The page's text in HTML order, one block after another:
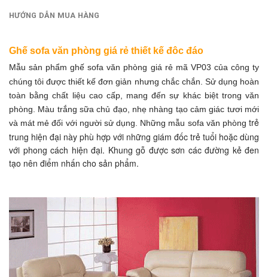
HƯỚNG DẪN MUA HÀNG
Ghế sofa văn phòng giá rẻ thiết kế đôc đáo
Mẫu sản phẩm ghế sofa văn phòng giá rẻ mã VP03 của công ty
chúng tôi được thiết kế đơn giản nhưng chắc chắn. Sử dụng hoàn
toàn bằng chất liệu cao cấp, mang đến sự khác biệt trong văn
phòng. Màu trắng sữa chủ đạo, nhẹ nhàng tạo cảm giác tươi mới
và mát mẻ đối với người sử dụng. Những mẫu sofa văn phòng trẻ
trung hiện đại này phù hợp với những giám đốc trẻ tuổi hoặc dùng
với phong cách hiện đại. Khung gỗ được sơn các đường kẻ đen
tạo nên điểm nhấn cho sản phẩm.